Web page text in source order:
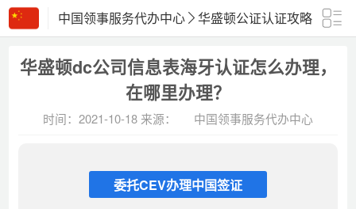
中国领事服务代办中心 华盛顿公证认证攻略 正文
华盛顿dc公司信息表海牙认证怎么办理，
在哪里办理？
时间：2021-10-18 来源： 中国领事服务代办中心
委托CEV办理中国签证